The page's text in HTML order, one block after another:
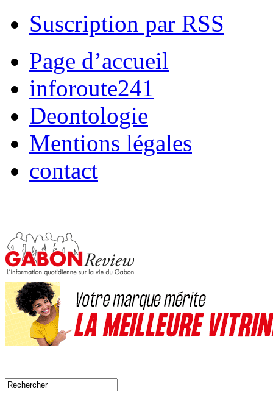
Suscription par RSS
Page d’accueil
inforoute241
Deontologie
Mentions légales
contact